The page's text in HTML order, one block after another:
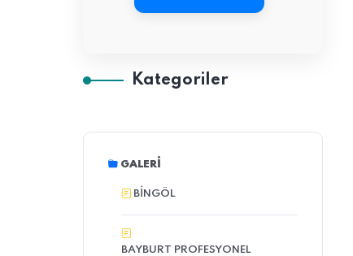
Kategoriler
GALERI
BINGÖL
BAYBURT PROFESYONEL